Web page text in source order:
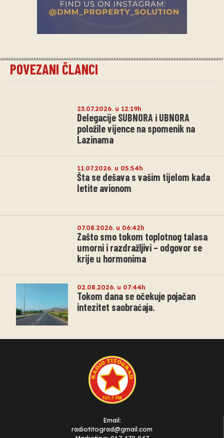
POVEZANI ČLANCI
23.07.2026. u 12:19h
Delegacije SUBNORA i UBNORA
položile vijence na spomenik na
Lazinama
11.07.2026. u 05:54h
Šta se dešava s vašim tijelom kada
letite avionom
07.08.2026. u 06:42h
Zašto smo tokom toplotnog talasa
umorni i razdražljivi – odgovor se
krije u hormonima
02.08.2026. u 07:44h
Tokom dana se očekuje pojačan
intezitet saobraćaja.
Email:
radiotitograd@gmail.com